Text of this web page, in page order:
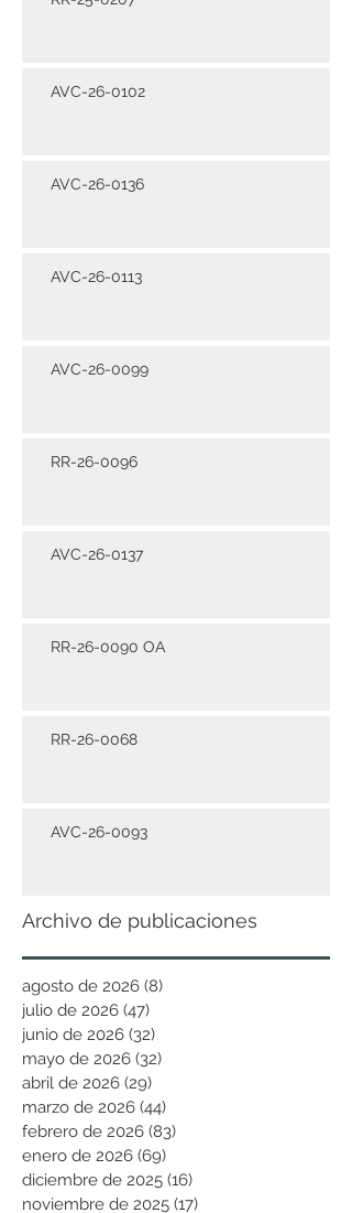
AVC-26-0102
AVC-26-0136
AVC-26-0113
AVC-26-0099
RR-26-0096
AVC-26-0137
RR-26-0090 OA
RR-26-0068
AVC-26-0093
Archivo de publicaciones
agosto de 2026 (8)
julio de 2026 (47)
junio de 2026 (32)
mayo de 2026 (32)
abril de 2026 (29)
marzo de 2026 (44)
febrero de 2026 (83)
enero de 2026 (69)
diciembre de 2025 (16)
noviembre de 2025 (17)